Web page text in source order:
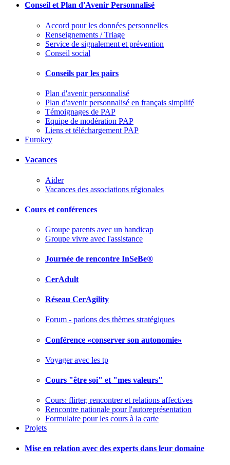
Conseil et Plan d'Avenir Personnalisé
Accord pour les données personnelles
Renseignements / Triage
Service de signalement et prévention
Conseil social
Conseils par les pairs
Plan d'avenir personnalisé
Plan d'avenir personnalisé en français simplifé
Témoignages de PAP
Equipe de modération PAP
Liens et téléchargement PAP
Eurokey
Vacances
Aider
Vacances des associations régionales
Cours et conférences
Groupe parents avec un handicap
Groupe vivre avec l'assistance
Journée de rencontre InSeBe®
CerAdult
Réseau CerAgility
Forum - parlons des thèmes stratégiques
Conférence «conserver son autonomie»
Voyager avec les tp
Cours "être soi" et "mes valeurs"
Cours: flirter, rencontrer et relations affectives
Rencontre nationale pour l'autoreprésentation
Formulaire pour les cours à la carte
Projets
Mise en relation avec des experts dans leur domaine